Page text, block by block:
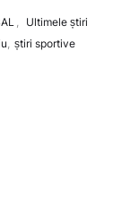
, Ultimele știri
, știri sportive